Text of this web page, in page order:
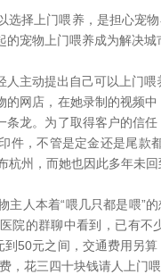
择上门喂养，是担心宠物
宠物上门喂养成为解决城
主动提出自己可以上门喂
的网店，在她录制的视频
条龙。为了取得客户的信
件，不管是定金还是尾款
杭州，而她也因此多年未
人本着“喂几只都是喂”的
院的群聊中看到，已有
到50元之间，交通费用另
，花三四十块钱请人上门